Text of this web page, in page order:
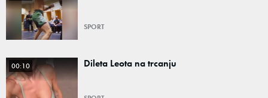
SPORT
00:10 Dileta Leota na trcanju